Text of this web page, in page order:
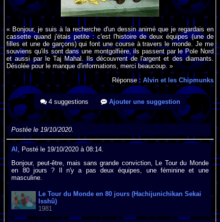
« Bonjour, je suis à la recherche d'un dessin animé que je regardais en
cassette quand j'étais petite : c'est l'histoire de deux équipes (une de
filles et une de garçons) qui font une course à travers le monde. Je me
souviens qu'ils sont dans une montgolfière, ils passent par le Pole Nord
et aussi par le Taj Mahal. Ils découvrent de l'argent et des diamants.
Désolée pour le manque d'informations, merci beaucoup. »
Réponse : Alvin et les Chipmunks
4 suggestions Ajouter une suggestion
Postée le 19/10/2020.
Al , Posté le 19/10/2020 à 08:14.
Bonjour, peut-être, mais sans grande conviction, Le Tour du Monde
en 80 jours ? Il n'y a pas deux équipes, une féminine et une
masculine.
Le Tour du Monde en 80 jours (Hachijunichikan Sekai
Isshû)
1981